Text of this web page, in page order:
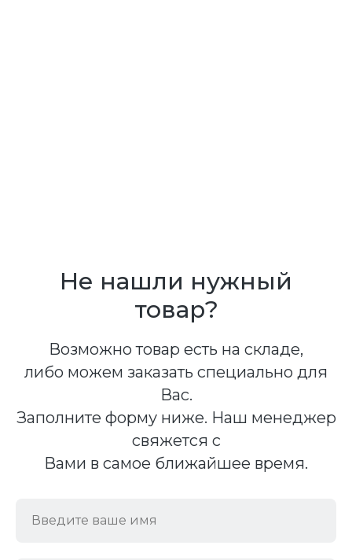
Не нашли нужный
товар?
Возможно товар есть на складе,
либо можем заказать специально для
Вас.
Заполните форму ниже. Наш менеджер
свяжется с
Вами в самое ближайшее время.